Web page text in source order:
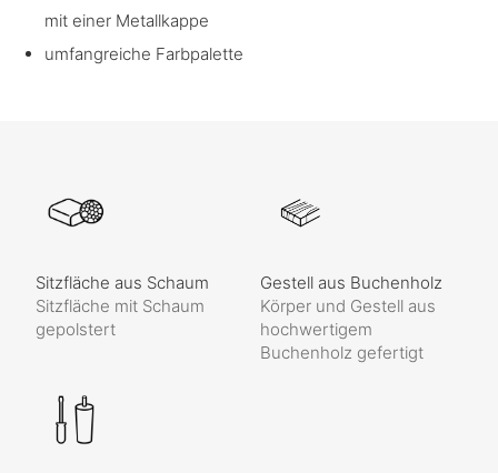
mit einer Metallkappe
umfangreiche Farbpalette
Sitzfläche aus Schaum
Sitzfläche mit Schaum
gepolstert
Gestell aus Buchenholz
Körper und Gestell aus
hochwertigem
Buchenholz gefertigt